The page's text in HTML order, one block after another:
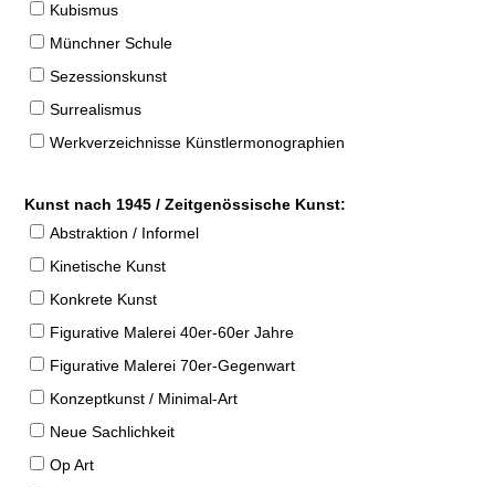
Kubismus
Münchner Schule
Sezessionskunst
Surrealismus
Werkverzeichnisse Künstlermonographien
Kunst nach 1945 / Zeitgenössische Kunst:
Abstraktion / Informel
Kinetische Kunst
Konkrete Kunst
Figurative Malerei 40er-60er Jahre
Figurative Malerei 70er-Gegenwart
Konzeptkunst / Minimal-Art
Neue Sachlichkeit
Op Art